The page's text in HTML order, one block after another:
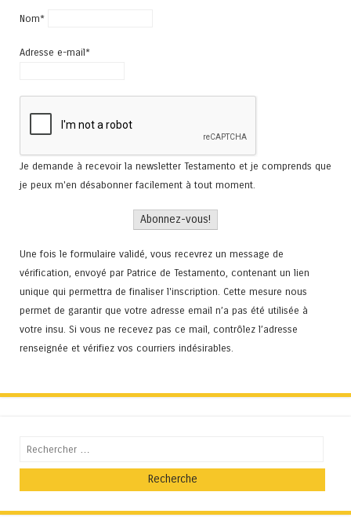
Nom*
Adresse e-mail*
Je demande à recevoir la newsletter Testamento et je comprends que
je peux m'en désabonner facilement à tout moment.
Une fois le formulaire validé, vous recevrez un message de
vérification, envoyé par Patrice de Testamento, contenant un lien
unique qui permettra de finaliser l'inscription. Cette mesure nous
permet de garantir que votre adresse email n’a pas été utilisée à
votre insu. Si vous ne recevez pas ce mail, contrôlez l’adresse
renseignée et vérifiez vos courriers indésirables.
Recherche